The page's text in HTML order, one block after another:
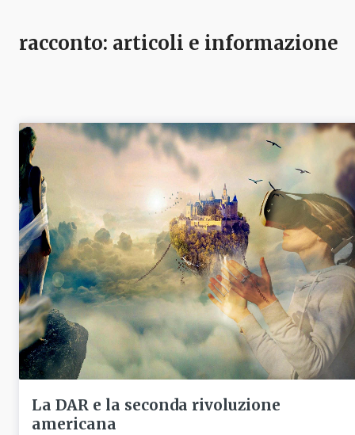
racconto: articoli e informazione
La DAR e la seconda rivoluzione
americana